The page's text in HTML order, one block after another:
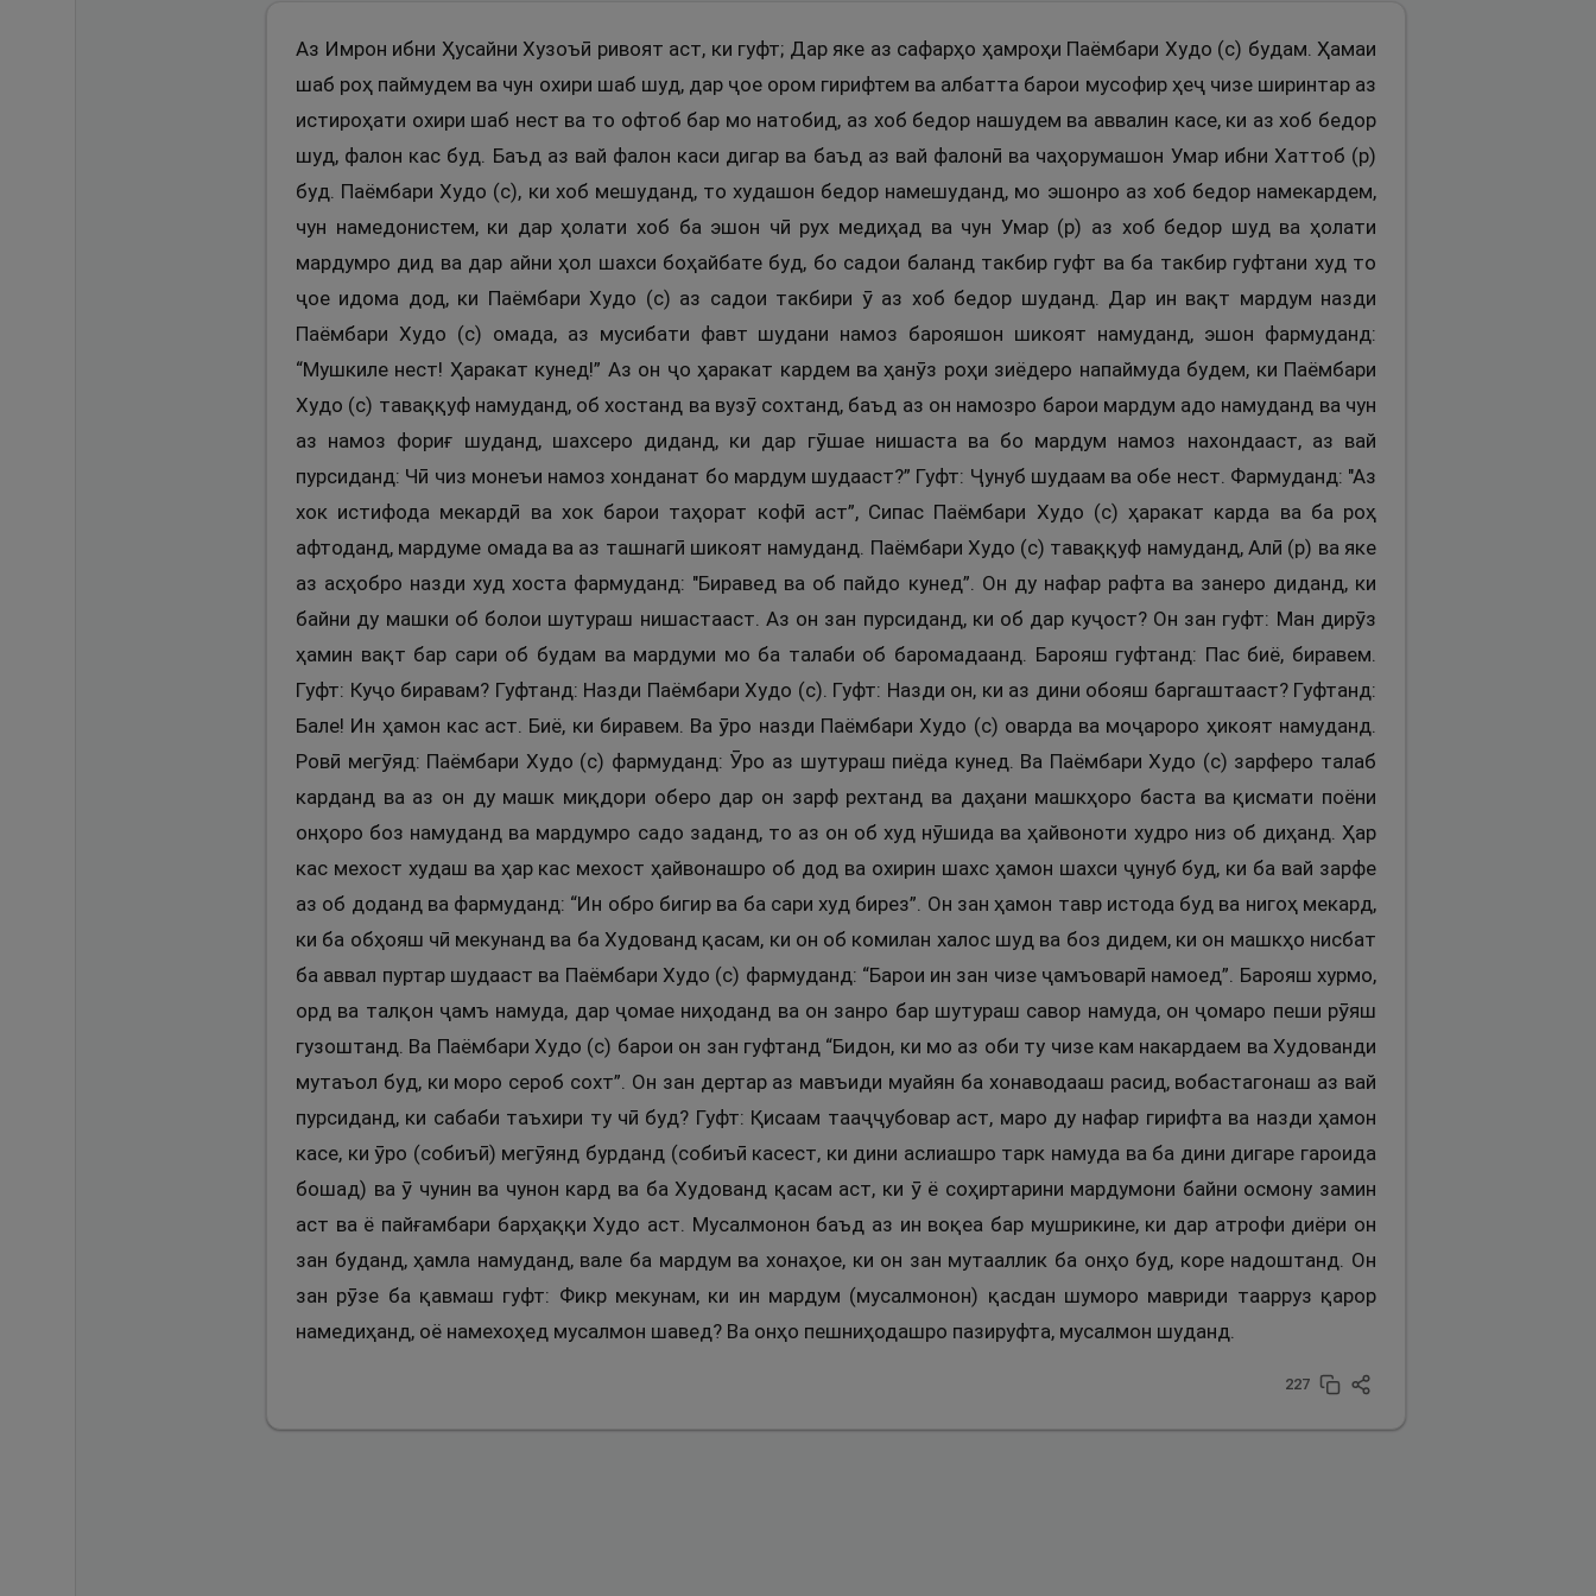
Аз Имрон ибни Ҳусайни Хузоъӣ ривоят аст, ки гуфт; Дар яке аз сафарҳо ҳамроҳи Паёмбари Худо (с) будам. Ҳамаи
шаб роҳ паймудем ва чун охири шаб шуд, дар ҷое ором гирифтем ва албатта барои мусофир ҳеҷ чизе ширинтар аз
истироҳати охири шаб нест ва то офтоб бар мо натобид, аз хоб бедор нашудем ва аввалин касе, ки аз хоб бедор
шуд, фалон кас буд. Баъд аз вай фалон каси дигар ва баъд аз вай фалонӣ ва чаҳорумашон Умар ибни Хаттоб (р)
буд. Паёмбари Худо (с), ки хоб мешуданд, то худашон бедор намешуданд, мо эшонро аз хоб бедор намекардем,
чун намедонистем, ки дар ҳолати хоб ба эшон чӣ рух медиҳад ва чун Умар (р) аз хоб бедор шуд ва ҳолати
мардумро дид ва дар айни ҳол шахси боҳайбате буд, бо садои баланд такбир гуфт ва ба такбир гуфтани худ то
ҷое идома дод, ки Паёмбари Худо (с) аз садои такбири ӯ аз хоб бедор шуданд. Дар ин вақт мардум назди
Паёмбари Худо (с) омада, аз мусибати фавт шудани намоз барояшон шикоят намуданд, эшон фармуданд:
“Мушкиле нест! Ҳаракат кунед!” Аз он ҷо ҳаракат кардем ва ҳанӯз роҳи зиёдеро напаймуда будем, ки Паёмбари
Худо (с) таваққуф намуданд, об хостанд ва вузӯ сохтанд, баъд аз он намозро барои мардум адо намуданд ва чун
аз намоз фориғ шуданд, шахсеро диданд, ки дар гӯшае нишаста ва бо мардум намоз нахондааст, аз вай
пурсиданд: Чӣ чиз монеъи намоз хонданат бо мардум шудааст?” Гуфт: Ҷунуб шудаам ва обе нест. Фармуданд: "Аз
хок истифода мекардӣ ва хок барои таҳорат кофӣ аст”, Сипас Паёмбари Худо (с) ҳаракат карда ва ба роҳ
афтоданд, мардуме омада ва аз ташнагӣ шикоят намуданд. Паёмбари Худо (с) таваққуф намуданд, Алӣ (р) ва яке
аз асҳобро назди худ хоста фармуданд: "Биравед ва об пайдо кунед”. Он ду нафар рафта ва занеро диданд, ки
байни ду машки об болои шутураш нишастааст. Аз он зан пурсиданд, ки об дар куҷост? Он зан гуфт: Ман дирӯз
ҳамин вақт бар сари об будам ва мардуми мо ба талаби об баромадаанд. Барояш гуфтанд: Пас биё, биравем.
Гуфт: Куҷо биравам? Гуфтанд: Назди Паёмбари Худо (с). Гуфт: Назди он, ки аз дини обояш баргаштааст? Гуфтанд:
Бале! Ин ҳамон кас аст. Биё, ки биравем. Ва ӯро назди Паёмбари Худо (с) оварда ва моҷароро ҳикоят намуданд.
Ровӣ мегӯяд: Паёмбари Худо (с) фармуданд: Ӯро аз шутураш пиёда кунед. Ва Паёмбари Худо (с) зарферо талаб
карданд ва аз он ду машк миқдори оберо дар он зарф рехтанд ва даҳани машкҳоро баста ва қисмати поёни
онҳоро боз намуданд ва мардумро садо заданд, то аз он об худ нӯшида ва ҳайвоноти худро низ об диҳанд. Ҳар
кас мехост худаш ва ҳар кас мехост ҳайвонашро об дод ва охирин шахс ҳамон шахси ҷунуб буд, ки ба вай зарфе
аз об доданд ва фармуданд: “Ин обро бигир ва ба сари худ бирез”. Он зан ҳамон тавр истода буд ва нигоҳ мекард,
ки ба обҳояш чӣ мекунанд ва ба Худованд қасам, ки он об комилан халос шуд ва боз дидем, ки он машкҳо нисбат
ба аввал пуртар шудааст ва Паёмбари Худо (с) фармуданд: “Барои ин зан чизе ҷамъоварӣ намоед”. Барояш хурмо,
орд ва талқон ҷамъ намуда, дар ҷомае ниҳоданд ва он занро бар шутураш савор намуда, он ҷомаро пеши рӯяш
гузоштанд. Ва Паёмбари Худо (с) барои он зан гуфтанд “Бидон, ки мо аз оби ту чизе кам накардаем ва Худованди
мутаъол буд, ки моро сероб сохт”. Он зан дертар аз мавъиди муайян ба хонаводааш расид, вобастагонаш аз вай
пурсиданд, ки сабаби таъхири ту чӣ буд? Гуфт: Қисаам тааҷҷубовар аст, маро ду нафар гирифта ва назди ҳамон
касе, ки ӯро (собиъӣ) мегӯянд бурданд (собиъӣ касест, ки дини аслиашро тарк намуда ва ба дини дигаре гароида
бошад) ва ӯ чунин ва чунон кард ва ба Худованд қасам аст, ки ӯ ё соҳиртарини мардумони байни осмону замин
аст ва ё пайғамбари барҳаққи Худо аст. Мусалмонон баъд аз ин воқеа бар мушрикине, ки дар атрофи диёри он
зан буданд, ҳамла намуданд, вале ба мардум ва хонаҳое, ки он зан мутааллик ба онҳо буд, коре надоштанд. Он
зан рӯзе ба қавмаш гуфт: Фикр мекунам, ки ин мардум (мусалмонон) қасдан шуморо мавриди таарруз қарор
намедиҳанд, оё намехоҳед мусалмон шавед? Ва онҳо пешниҳодашро пазируфта, мусалмон шуданд.
227